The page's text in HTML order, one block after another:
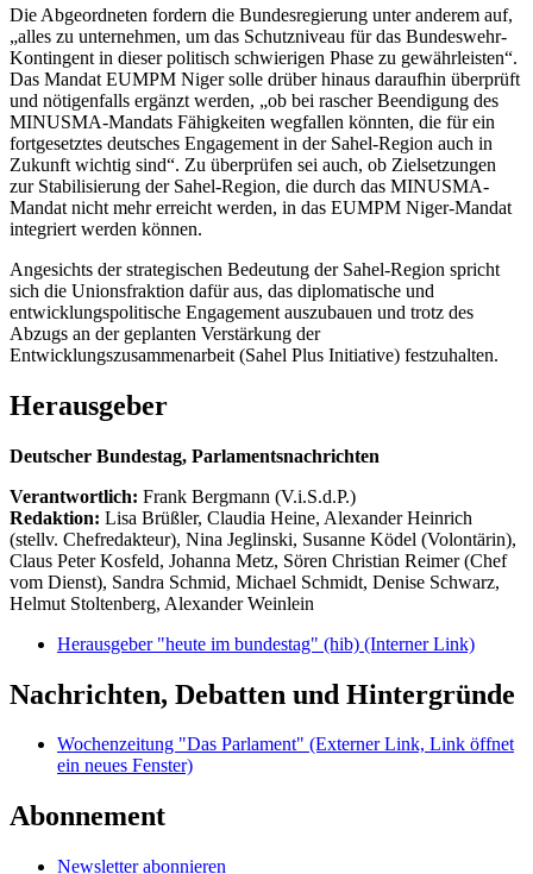
Die Abgeordneten fordern die Bundesregierung unter anderem auf,
„alles zu unternehmen, um das Schutzniveau für das Bundeswehr-
Kontingent in dieser politisch schwierigen Phase zu gewährleisten“.
Das Mandat EUMPM Niger solle drüber hinaus daraufhin überprüft
und nötigenfalls ergänzt werden, „ob bei rascher Beendigung des
MINUSMA-Mandats Fähigkeiten wegfallen könnten, die für ein
fortgesetztes deutsches Engagement in der Sahel-Region auch in
Zukunft wichtig sind“. Zu überprüfen sei auch, ob Zielsetzungen
zur Stabilisierung der Sahel-Region, die durch das MINUSMA-
Mandat nicht mehr erreicht werden, in das EUMPM Niger-Mandat
integriert werden können.
Angesichts der strategischen Bedeutung der Sahel-Region spricht
sich die Unionsfraktion dafür aus, das diplomatische und
entwicklungspolitische Engagement auszubauen und trotz des
Abzugs an der geplanten Verstärkung der
Entwicklungszusammenarbeit (Sahel Plus Initiative) festzuhalten.
Herausgeber
Deutscher Bundestag, Parlamentsnachrichten
Verantwortlich: Frank Bergmann (V.i.S.d.P.)
Redaktion: Lisa Brüßler, Claudia Heine, Alexander Heinrich
(stellv. Chefredakteur), Nina Jeglinski, Susanne Ködel (Volontärin),
Claus Peter Kosfeld, Johanna Metz, Sören Christian Reimer (Chef
vom Dienst), Sandra Schmid, Michael Schmidt, Denise Schwarz,
Helmut Stoltenberg, Alexander Weinlein
Herausgeber "heute im bundestag" (hib) (Interner Link)
Nachrichten, Debatten und Hintergründe
Wochenzeitung "Das Parlament" (Externer Link, Link öffnet
ein neues Fenster)
Abonnement
Newsletter abonnieren